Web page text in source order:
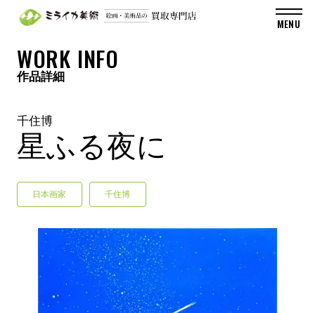
WORK INFO
作品詳細
千住博
星ふる夜に
日本画家 千住博